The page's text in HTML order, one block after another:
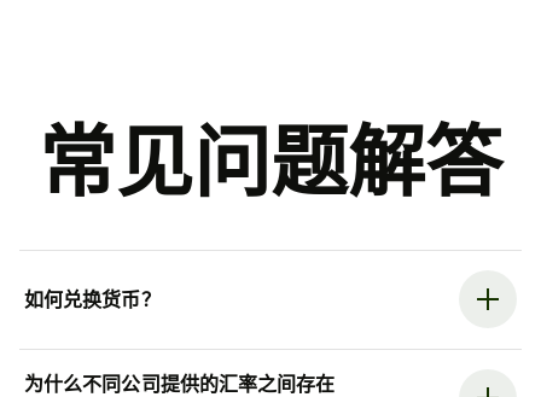
常见问题解答
如何兑换货币？
为什么不同公司提供的汇率之间存在